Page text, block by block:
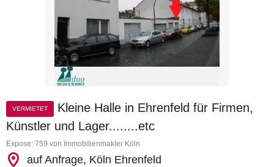
VERMIETET
Kleine Halle in Ehrenfeld für Firmen,
Künstler und Lager........etc
Expose: 759 von Immobilienmakler Köln
auf Anfrage, Köln Ehrenfeld